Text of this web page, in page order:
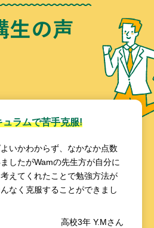
ラムで苦手克服!
いかわからず、なかなか点数
したがWamの先生方が自分に
えてくれたことで勉強方法が
なく克服することができまし
高校3年 Y.Mさん